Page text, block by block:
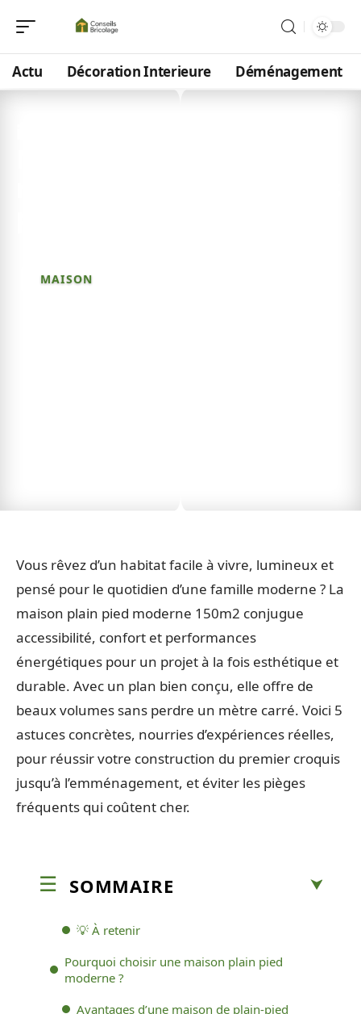
Actu Décoration Interieure Déménagement
MAISON
Vous rêvez d’un habitat facile à vivre, lumineux et
pensé pour le quotidien d’une famille moderne ? La
maison plain pied moderne 150m2 conjugue
accessibilité, confort et performances
énergétiques pour un projet à la fois esthétique et
durable. Avec un plan bien conçu, elle offre de
beaux volumes sans perdre un mètre carré. Voici 5
astuces concrètes, nourries d’expériences réelles,
pour réussir votre construction du premier croquis
jusqu’à l’emménagement, et éviter les pièges
fréquents qui coûtent cher.
SOMMAIRE
💡 À retenir
Pourquoi choisir une maison plain pied
moderne ?
Avantages d’une maison de plain-pied